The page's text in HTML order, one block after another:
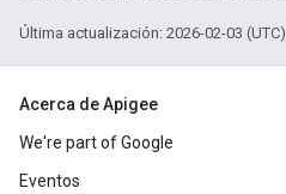
Última actualización: 2026-02-03 (UTC)
Acerca de Apigee
We're part of Google
Eventos